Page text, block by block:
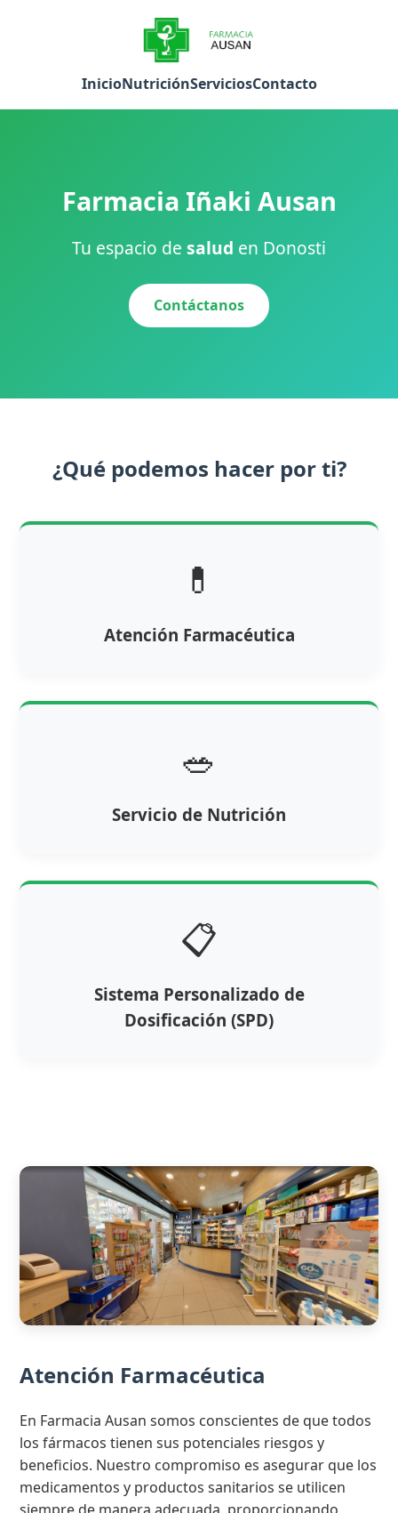
InicioNutriciónServiciosContacto
Farmacia Iñaki Ausan
Tu espacio de salud en Donosti
Contáctanos
¿Qué podemos hacer por ti?
💊
Atención Farmacéutica
🥗
Servicio de Nutrición
📋
Sistema Personalizado de
Dosificación (SPD)
Atención Farmacéutica
En Farmacia Ausan somos conscientes de que todos
los fármacos tienen sus potenciales riesgos y
beneficios. Nuestro compromiso es asegurar que los
medicamentos y productos sanitarios se utilicen